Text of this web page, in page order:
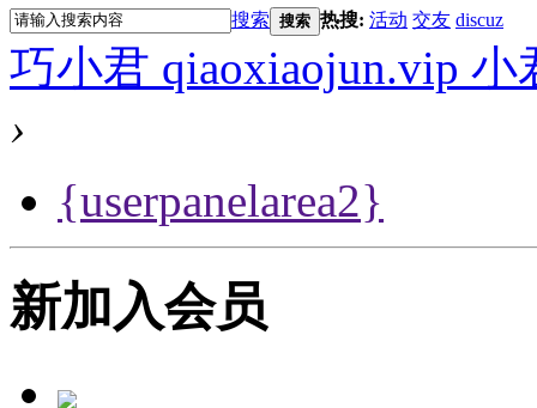
搜索 搜索 热搜: 活动 交友 discuz
巧小君 qiaoxiaojun.vip
›
{userpanelarea2}
新加入会员